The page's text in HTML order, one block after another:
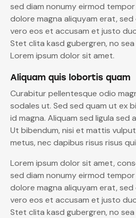
sed diam nonumy eirmod
dolore magna aliquyam erat,
vero eos et accusam et justo
Stet clita kasd gubergren, no
Lorem ipsum dolor sit amet.
Aliquam quis lobortis quam
Curabitur pellentesque odio
sodales ut. Sed sed quam ut ex
id magna. Aliquam sed ligula
Ut bibendum, nisi et mattis
metus, nec dapibus risus risus
Lorem ipsum dolor sit amet,
sed diam nonumy eirmod
dolore magna aliquyam erat,
vero eos et accusam et justo
Stet clita kasd gubergren, no